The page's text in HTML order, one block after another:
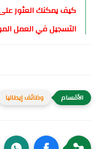
كيف يمكنك العثور
التسجيل في العمل
وظائف إيطاليا